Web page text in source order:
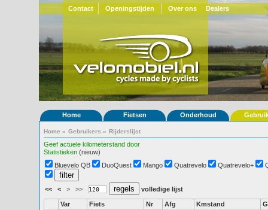
Contact Openingstijden Over ons Dealers
Home Fietsen Onderhoud
Home » Gebruikers » Rijderslijst
Geef actuele kilometerstand door
Statistieken (nieuw)
Bluevelo QB
DuoQuest Mango Quatrevelo Quatrevelo+
<< < > >> volledige lijst
Var Fiets Nr Afg Kmstand